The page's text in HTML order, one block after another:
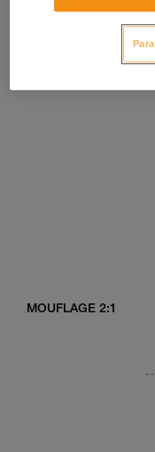
MOUFLAGE 2:1